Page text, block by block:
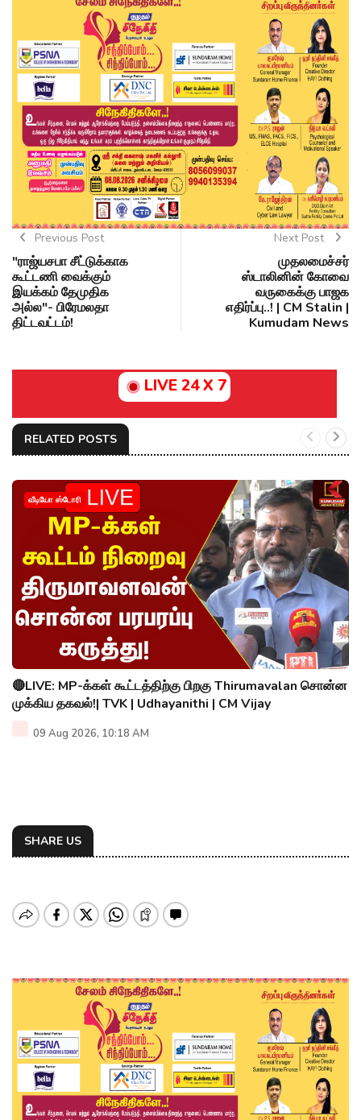
Previous Post
"ராஜ்யசபா சீட்டுக்காக
கூட்டணி வைக்கும்
இயக்கம் தேமுதிக
அல்ல"- பிரேமலதா
திட்டவட்டம்!
Next Post
முதலமைச்சர்
ஸ்டாலினின் கோவை
வருகைக்கு பாஜக
எதிர்ப்பு..! | CM Stalin |
Kumudam News
LIVE 24 X 7
RELATED POSTS
வீடியோ ஸ்டோரி
🔴LIVE: MP-க்கள் கூட்டத்திற்கு பிறகு Thirumavalan சொன்ன
முக்கிய தகவல்!| TVK | Udhayanithi | CM Vijay
09 Aug 2026, 10:18 AM
SHARE US